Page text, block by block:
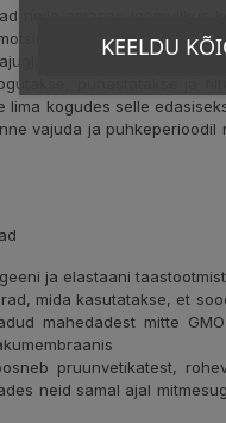
neile omases
tekitavaks
et temast erituv lima
puhastatakse ja
lima kogudes selle
vajuda ja
ja elastaani
mida kasutatakse, et
mahedadest mitte
pruunvetikatest,
neid samal ajal
KEELDU